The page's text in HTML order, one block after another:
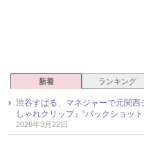
新着 ランキング
渋谷すばる、マネジャーで元関
しゃれクリップ』“バックショッ
2026年3月22日